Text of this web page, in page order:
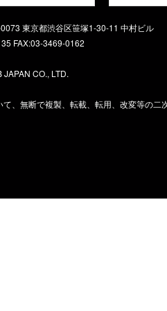
東京都渋谷区笹塚1-30-11 中村ビル
FAX:03-3469-0162
JAPAN CO., LTD.
、無断で複製、転載、転用、改変等の二